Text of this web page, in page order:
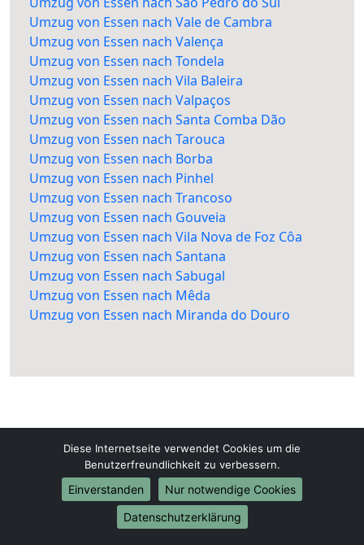
Umzug von Essen nach Vale de Cambra
Umzug von Essen nach Valença
Umzug von Essen nach Tondela
Umzug von Essen nach Vila Baleira
Umzug von Essen nach Valpaços
Umzug von Essen nach Santa Comba Dão
Umzug von Essen nach Tarouca
Umzug von Essen nach Borba
Umzug von Essen nach Pinhel
Umzug von Essen nach Trancoso
Umzug von Essen nach Gouveia
Umzug von Essen nach Vila Nova de Foz Côa
Umzug von Essen nach Santana
Umzug von Essen nach Sabugal
Umzug von Essen nach Mêda
Umzug von Essen nach Miranda do Douro
Essen-Umzugsunternehmen.de
01579-2482309
Diese Internetseite verwendet Cookies um die
Benutzerfreundlichkeit zu verbessern.
Einverstanden
Nur notwendige Cookies
Datenschutzerklärung